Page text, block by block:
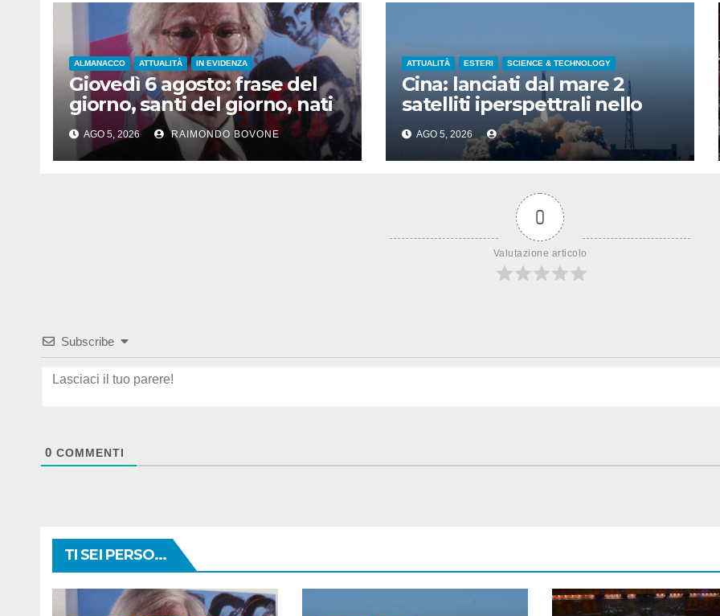
ALMANACCO ATTUALITÀ IN EVIDENZA
Giovedì 6 agosto: frase del
giorno, santi del giorno, nati
famosi, accadde oggi
AGO 5, 2026 RAIMONDO BOVONE
ATTUALITÀ ESTERI SCIENCE & TECHNOLOGY
Cina: lanciati dal mare 2
satelliti iperspettrali nello
Shandong
AGO 5, 2026
0
Valutazione articolo
Subscribe
0 COMMENTI
TI SEI PERSO...